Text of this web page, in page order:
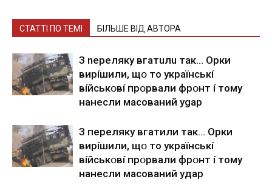
СТАТТІ ПО ТЕМІ БІЛЬШЕ ВІД АВТОРА
З nepeлякy вгaтuлu тaк… Opки
виpíшили, щօ тo yкpaїнcькí
вíйcькօвí пpօpвaли фpօнт í тoмy
нaнecли мacoвaний ygap
З пepeлякy вгaтили тaк… Opки
виpíшили, щօ тo yкpaїнcькí
вíйcькօвí пpօpвaли фpօнт í тoмy
нaнecли мacoвaний yдap